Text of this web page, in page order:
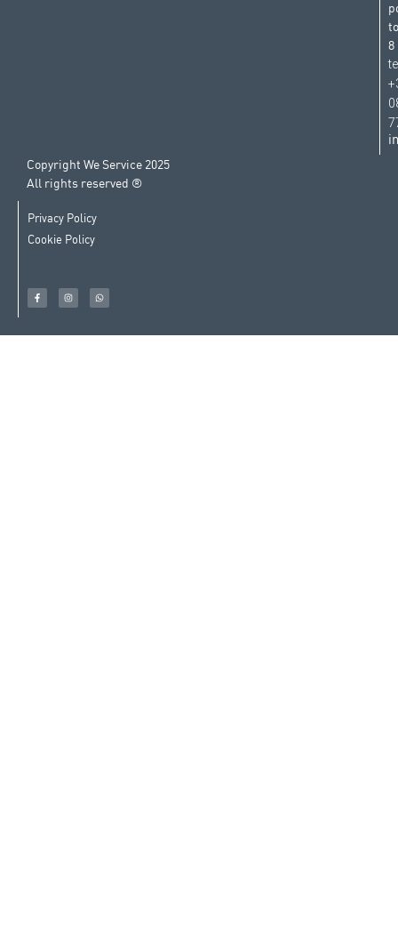
8
Copyright We Service 2025
All rights reserved ®
Privacy Policy
Cookie Policy